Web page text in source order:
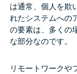
は通常、個人を欺
れたシステムへの
の要素は、多くの
な部分なのです。
リモートワークや